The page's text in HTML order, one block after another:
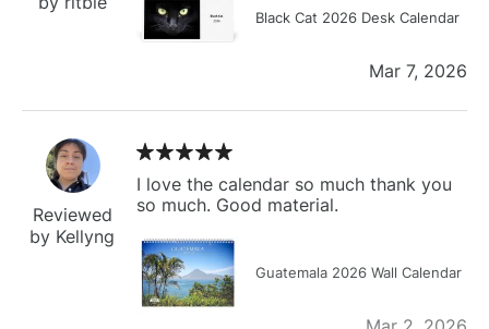
Black Cat 2026 Desk Calendar
Mar 7, 2026
Reviewed
by Kellyng
I love the calendar so much thank you
so much. Good material.
Guatemala 2026 Wall Calendar